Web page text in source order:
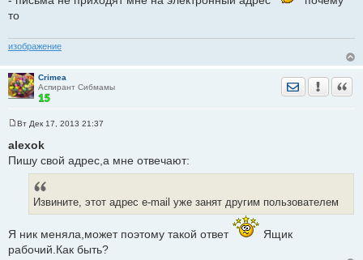
то
изображение
Crimea
Аспирант Сибмамы
Отправить
о
б
Вт Дек 17, 2013 21:37
alexok
Пишу свой адрес,а мне отвечают:
Извините, этот адрес e-mail уже занят другим пользователем
Я ник меняла,может поэтому такой ответ
Ящик
рабочий.Как быть?